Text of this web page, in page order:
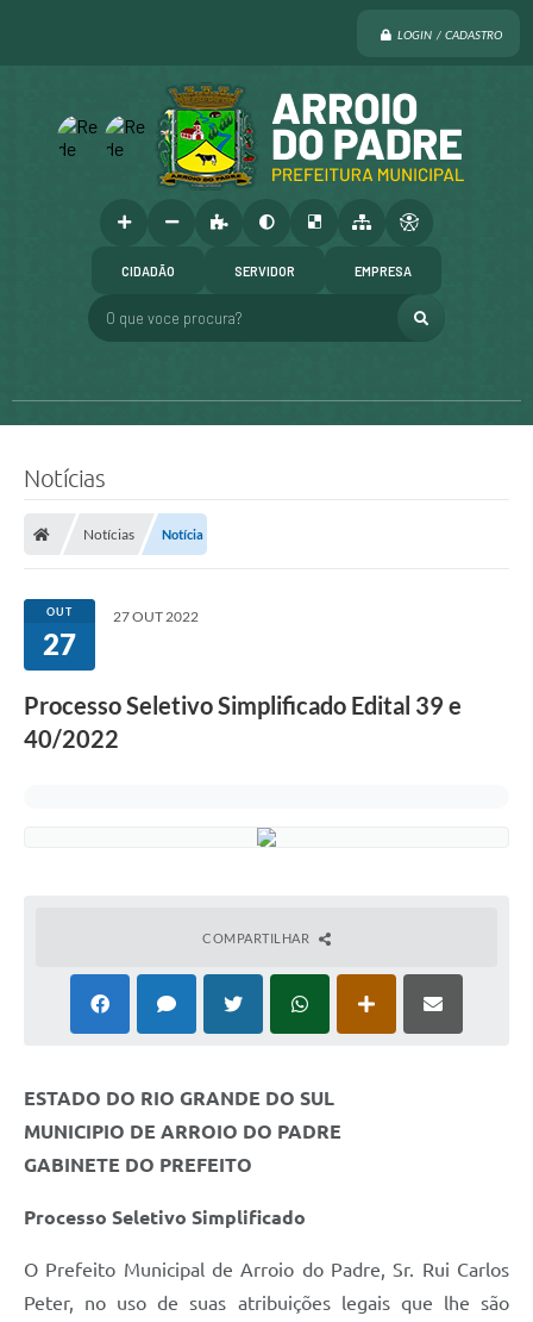
LOGIN / CADASTRO
O que voce procura?
CIDADÃO SERVIDOR EMPRESA
Notícias
Notícias Notícia
OUT
27
27 OUT 2022
Processo Seletivo Simplificado Edital 39 e
40/2022
COMPARTILHAR
ESTADO DO RIO GRANDE DO SUL
MUNICIPIO DE ARROIO DO PADRE
GABINETE DO PREFEITO
Processo Seletivo Simplificado
O Prefeito Municipal de Arroio do Padre, Sr. Rui Carlos
Peter, no uso de suas atribuições legais que lhe são